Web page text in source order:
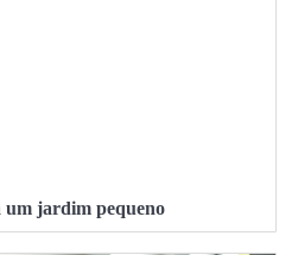
um jardim pequeno